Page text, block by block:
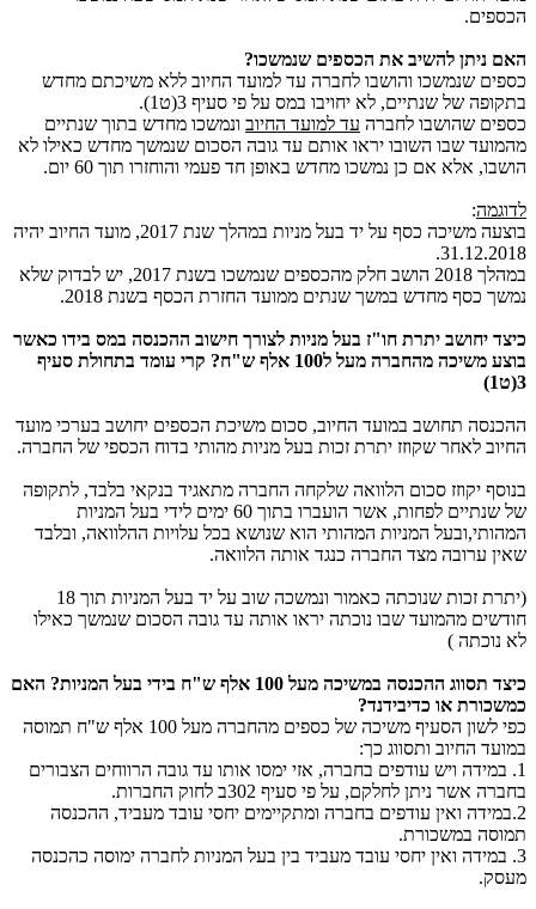
הכספים.
האם ניתן להשיב את הכספים שנמשכו?
כספים שנמשכו והושבו לחברה עד למועד החיוב ללא משיכתם מחדש
בתקופה של שנתיים, לא יחויבו במס על פי סעיף 3(ט1).
כספים שהושבו לחברה עד למועד החיוב ונמשכו מחדש בתוך שנתיים
מהמועד שבו השובו יראו אותם עד גובה הסכום שנמשך מחדש כאילו לא
הושבו, אלא אם כן נמשכו מחדש באופן חד פעמי והוחזרו תוך 60 יום.
לדוגמה:
בוצעה משיכה כסף על יד בעל מניות במהלך שנת 2017, מועד החיוב יהיה
31.12.2018.
במהלך 2018 הושב חלק מהכספים שנמשכו בשנת 2017, יש לבדוק שלא
נמשך כסף מחדש במשך שנתים ממועד החזרת הכסף בשנת 2018.
כיצד יחושב יתרת חו"ז בעל מניות לצורך חישוב ההכנסה במס בידו כאשר
בוצע משיכה מהחברה מעל ל100 אלף ש"ח? קרי עומד בתחולת סעיף
3(ט1)
ההכנסה תחושב במועד החיוב, סכום משיכת הכספים יחושב בערכי מועד
החיוב לאחר שקוזז יתרת זכות בעל מניות מהותי בדוח הכספי של החברה.
בנוסף יקוזז סכום הלוואה שלקחה החברה מתאגיד בנקאי בלבד, לתקופה
של שנתיים לפחות, אשר הועברו בתוך 60 ימים לידי בעל המניות
המהותי,ובעל המניות המהותי הוא שנושא בכל עלויות ההלוואה, ובלבד
שאין ערובה מצד החברה כנגד אותה הלוואה.
(יתרת זכות שנוכתה כאמור ונמשכה שוב על יד בעל המניות תוך 18
חודשים מהמועד שבו נוכתה יראו אותה עד גובה הסכום שנמשך כאילו
לא נוכתה )
כיצד תסווג ההכנסה במשיכה מעל 100 אלף ש"ח בידי בעל המניות? האם
כמשכורת או כדיבידנד?
כפי לשון הסעיף משיכה של כספים מהחברה מעל 100 אלף ש"ח תמוסה
במועד החיוב ותסווג כך:
1. במידה ויש עודפים בחברה, אזי ימסו אותו עד גובה הרווחים הצבורים
בחברה אשר ניתן לחלקם, על פי סעיף 302ב לחוק החברות.
2.במידה ואין עודפים בחברה ומתקיימים יחסי עובד מעביד, ההכנסה
תמוסה במשכורת.
3. במידה ואין יחסי עובד מעביד בין בעל המניות לחברה ימוסה כהכנסה
מעסק.